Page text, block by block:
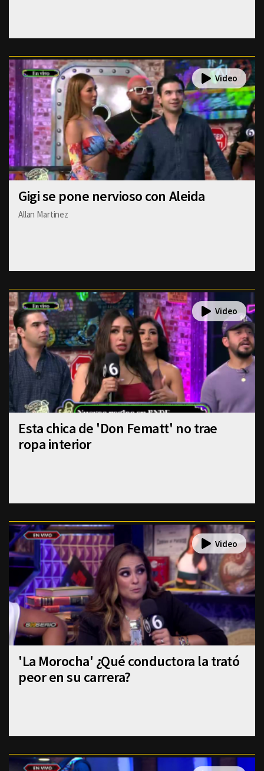
Gigi se pone nervioso con Aleida
Allan Martinez
Esta chica de 'Don Fematt' no trae
ropa interior
'La Morocha' ¿Qué conductora la trató
peor en su carrera?